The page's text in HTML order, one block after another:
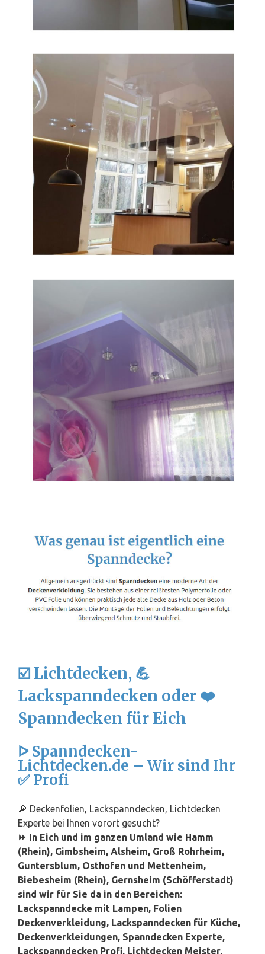
☑️ Lichtdecken, 💪
Lackspanndecken oder ❤️
Spanndecken für Eich
ᐅ Spanndecken-
Lichtdecken.de – Wir sind Ihr
✅ Profi
🔎 Deckenfolien, Lackspanndecken, Lichtdecken
Experte bei Ihnen vorort gesucht?
⏩ In Eich und im ganzen Umland wie Hamm
(Rhein), Gimbsheim, Alsheim, Groß Rohrheim,
Guntersblum, Osthofen und Mettenheim,
Biebesheim (Rhein), Gernsheim (Schöfferstadt)
sind wir für Sie da in den Bereichen:
Lackspanndecke mit Lampen, Folien
Deckenverkleidung, Lackspanndecken für Küche,
Deckenverkleidungen, Spanndecken Experte,
Lackspanndecken Profi, Lichtdecken Meister,